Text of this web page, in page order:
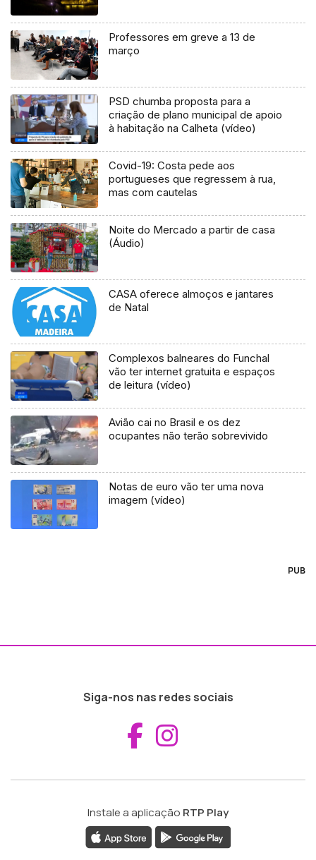
Professores em greve a 13 de
março
PSD chumba proposta para a
criação de plano municipal de apoio
à habitação na Calheta (vídeo)
Covid-19: Costa pede aos
portugueses que regressem à rua,
mas com cautelas
Noite do Mercado a partir de casa
(Áudio)
CASA oferece almoços e jantares
de Natal
Complexos balneares do Funchal
vão ter internet gratuita e espaços
de leitura (vídeo)
Avião cai no Brasil e os dez
ocupantes não terão sobrevivido
Notas de euro vão ter uma nova
imagem (vídeo)
PUB
Siga-nos nas redes sociais
Aceder ao
Instale a aplicação RTP Play